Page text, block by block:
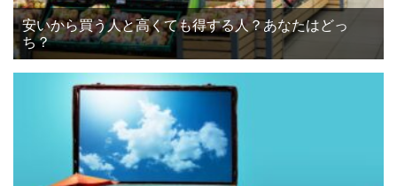
安いから買う人と高くても得する人？あなたはどっ
ち？